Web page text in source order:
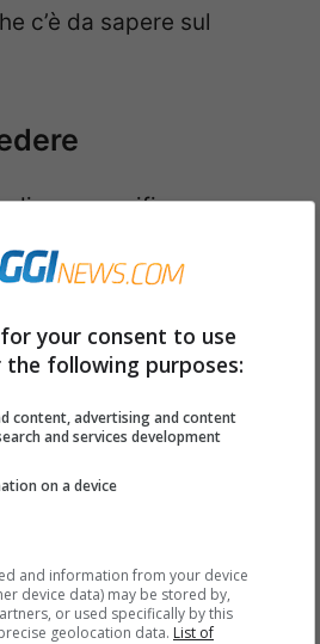
c’è da sapere sul
di una specifica
misura che ha
una vacanza a chi
your consent to use
following purposes:
content, advertising and content
and services development
on a device
and information from your device
device data) may be stored by,
or used specifically by this
geolocation data. List of